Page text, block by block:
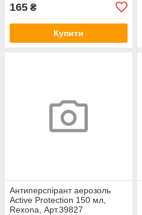
165 ₴
Купити
Антиперспірант аерозоль
Active Protection 150 мл,
Rexona, Арт.39827